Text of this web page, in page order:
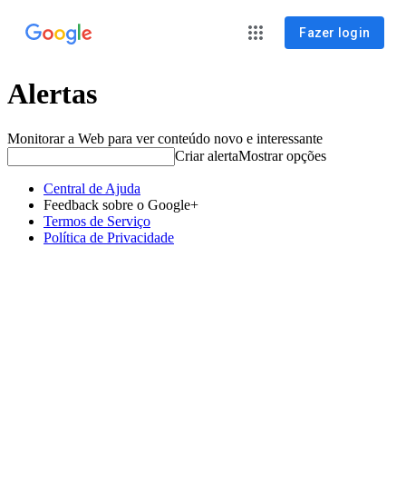
Fazer login
Alertas
Monitorar a Web para ver conteúdo novo e interessante
Criar alertaMostrar opções
Central de Ajuda
Feedback sobre o Google+
Termos de Serviço
Política de Privacidade